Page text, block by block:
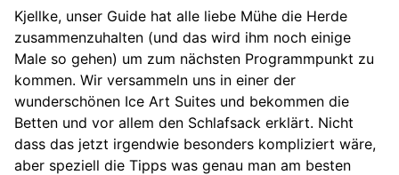
Kjellke, unser Guide hat alle liebe Mühe die Herde
zusammenzuhalten (und das wird ihm noch einige
Male so gehen) um zum nächsten Programmpunkt zu
kommen. Wir versammeln uns in einer der
wunderschönen Ice Art Suites und bekommen die
Betten und vor allem den Schlafsack erklärt. Nicht
dass das jetzt irgendwie besonders kompliziert wäre,
aber speziell die Tipps was genau man am besten